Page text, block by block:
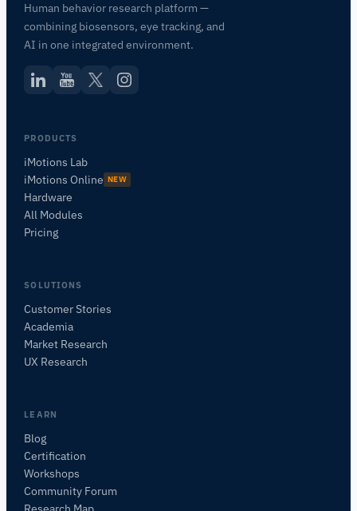
Human behavior research platform —
combining biosensors, eye tracking, and
AI in one integrated environment.
PRODUCTS
iMotions Lab
iMotions Online NEW
Hardware
All Modules
Pricing
SOLUTIONS
Customer Stories
Academia
Market Research
UX Research
LEARN
Blog
Certification
Workshops
Community Forum
Posez des questions sur les méthodes de
POSER UNE QUESTION SUR CET ARTICLE
Résumer cet article